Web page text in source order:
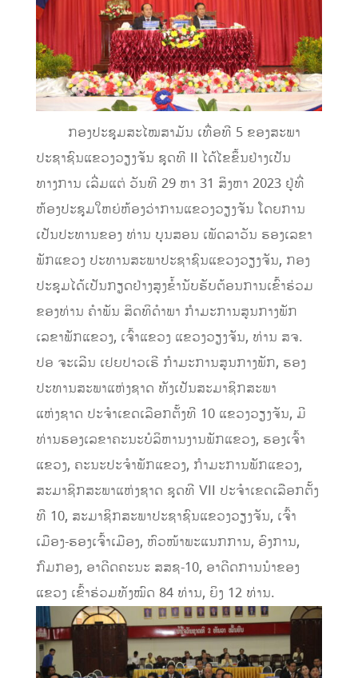
ກອງປະຊຸມສະໄໝສາມັນ ເທື່ອທີ 5 ຂອງສະພາ
ປະຊາຊົນແຂວງວຽງຈັນ ຊຸດທີ II ໄດ້ໄຂຂຶ້ນຢ່າງເປັນ
ທາງການ ເລີ່ມແຕ່ ວັນທີ 29 ຫາ 31 ສິງຫາ 2023 ຢູ່ທີ່
ຫ້ອງປະຊຸມໃຫຍ່ຫ້ອງວ່າການແຂວງວຽງຈັນ ໂດຍການ
ເປັນປະທານຂອງ ທ່ານ ບຸນສອນ ເພັດລາວັນ ຮອງເລຂາ
ພັກແຂວງ ປະທານສະພາປະຊາຊົນແຂວງວຽງຈັນ, ກອງ
ປະຊຸມໄດ້ເປັນກຽດຢ່າງສູງຂໍ້ານັບຮັບຕ້ອນການເຂົ້າຮ່ວມ
ຂອງທ່ານ ຄໍາພັນ ສິດທິດໍາພາ ກໍາມະການສູນກາງພັກ
ເລຂາພັກແຂວງ, ເຈົ້າແຂວງ ແຂວງວຽງຈັນ, ທ່ານ ສຈ.
ປອ ຈະເລີນ ເຢຍປາວເຮີ ກໍາມະການສູນກາງພັກ, ຮອງ
ປະທານສະພາແຫ່ງຊາດ ທັງເປັນສະມາຊິກສະພາ
ແຫ່ງຊາດ ປະຈໍາເຂດເລືອກຕັ້ງທີ 10 ແຂວງວຽງຈັນ, ມີ
ທ່ານຮອງເລຂາຄະນະບໍລິຫານງານພັກແຂວງ, ຮອງເຈົ້າ
ແຂວງ, ຄະນະປະຈໍາພັກແຂວງ, ກຳມະການພັກແຂວງ,
ສະມາຊິກສະພາແຫ່ງຊາດ ຊຸດທີ VII ປະຈຳເຂດເລືອກຕັ້ງ
ທີ 10, ສະມາຊິກສະພາປະຊາຊົນແຂວງວຽງຈັນ, ເຈົ້າ
ເມືອງ-ຮອງເຈົ້າເມືອງ, ຫົວໜ້າພະແນກການ, ອົງການ,
ກົມກອງ, ອາດີດຄະນະ ສສຊ-10, ອາດີດການນໍາຂອງ
ແຂວງ ເຂົ້າຮ່ວມທັງໝົດ 84 ທ່ານ, ຍິງ 12 ທ່ານ.